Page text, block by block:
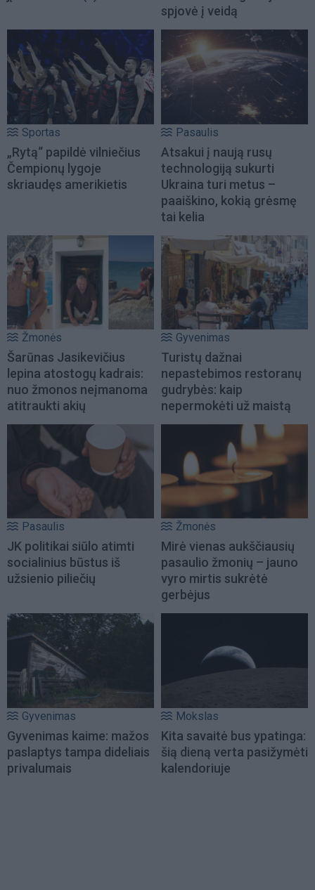
spjovė į veidą
Sportas
„Rytą“ papildė vilniečius
Čempionų lygoje
skriaudęs amerikietis
Pasaulis
Atsakui į naują rusų
technologiją sukurti
Ukraina turi metus –
paaiškino, kokią grėsmę
tai kelia
Žmonės
Šarūnas Jasikevičius
lepina atostogų kadrais:
nuo žmonos neįmanoma
atitraukti akių
Gyvenimas
Turistų dažnai
nepastebimos restoranų
gudrybės: kaip
nepermokėti už maistą
Pasaulis
JK politikai siūlo atimti
socialinius būstus iš
užsienio piliečių
Žmonės
Mirė vienas aukščiausių
pasaulio žmonių – jauno
vyro mirtis sukrėtė
gerbėjus
Gyvenimas
Gyvenimas kaime: mažos
paslaptys tampa dideliais
privalumais
Mokslas
Kita savaitė bus ypatinga:
šią dieną verta pasižymėti
kalendoriuje